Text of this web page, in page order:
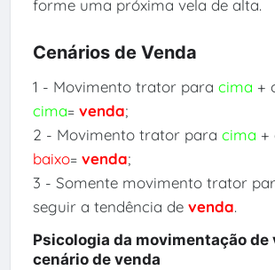
forme uma próxima vela de alta.
Cenários de Venda
1 - Movimento trator para cima +
cima= venda;
2 - Movimento trator para cima +
baixo= venda;
3 - Somente movimento trator
seguir a tendência de venda.
Psicologia da movimentação de
cenário de venda